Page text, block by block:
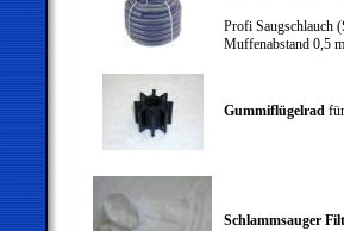
Profi Saugschlauch
Muffenabstand 0,5 m
Gummiflügelrad
Schlammsauger